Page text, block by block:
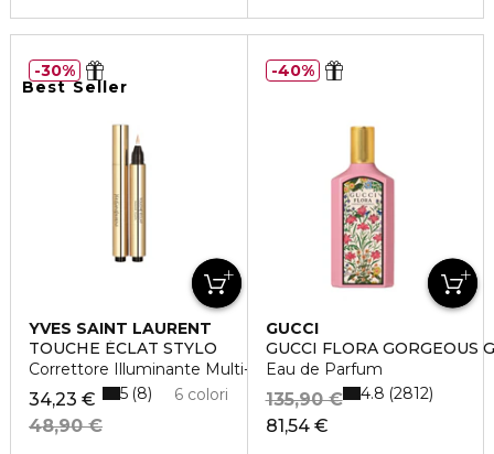
Best Seller
YVES SAINT LAURENT
TOUCHE ÉCLAT STYLO
Correttore Illuminante Multi-Uso
34,23 €
48,90 €
6 colori
5 8
30%
GUCCI
GUCCI FLORA GORGEOUS
Eau de Parfum
81,54 €
135,90 € 4.8 2812
40%